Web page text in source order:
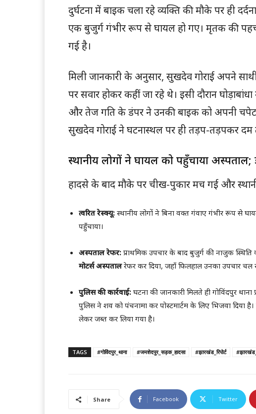
दुर्घटना में बाइक चला रहे व्यक्ति की मौके पर ही
एक बुजुर्ग गंभीर रूप से घायल हो गए। मृतक की
गई है।
मिली जानकारी के अनुसार, सुखदेव गोराई अपने
पर सवार होकर कहीं जा रहे थे। इसी दौरान
और तेज गति के डंपर ने उनकी बाइक को अपनी
सुखदेव गोराई ने घटनास्थल पर ही तड़प-तड़पकर दम
स्थानीय लोगों ने घायल को पहुँचाया
हादसे के बाद मौके पर चीख-पुकार मच गई और
त्वरित रेस्क्यू: स्थानीय लोगों ने बिना वक्त गंवाए गंभीर रूप से
पहुँचाया।
अस्पताल रेफर: प्राथमिक उपचार के बाद बुजुर्ग की नाजुक
मोटर्स अस्पतालरेफर कर दिया, जहाँ फिलहाल उनका उपचार चल
पुलिस की कार्रवाई: घटना की जानकारी मिलते ही गोविंदपुर
पुलिस ने शव को पंचनामा कर पोस्टमार्टम के लिए भिजवा दिया
लेकर जब्त कर लिया गया है।
TAGS #गोविंदपुर_थाना #जमशेदपुर_सड़क_हादसा #झारखंड_रिपोर्ट
Share Facebook Twitter